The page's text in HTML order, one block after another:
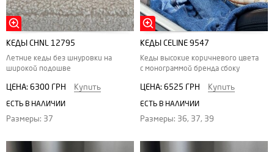
КЕДЫ CHNL 12795
Летние кеды без шнуровки на
широкой подошве
ЦЕНА: 6300 ГРН Купить
ЕСТЬ В НАЛИЧИИ
Размеры: 37
КЕДЫ СELINE 9547
Кеды высокие коричневого цвета
с монограммой бренда сбоку
ЦЕНА: 6525 ГРН Купить
ЕСТЬ В НАЛИЧИИ
Размеры: 36, 37, 39